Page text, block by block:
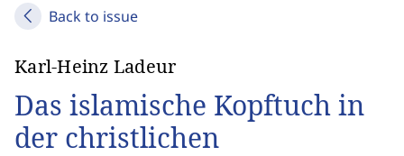
Back to issue
Karl-Heinz Ladeur
Das islamische Kopftuch in
der christlichen